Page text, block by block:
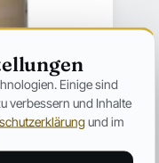
Einige sind
verbessern und Inhalte
und im